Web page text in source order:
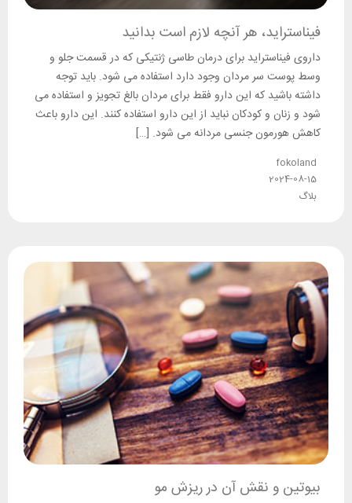
فیناستراید، هر آنچه لازم است بدانید
داروی فیناستراید برای درمان طاسی ژنتیکی که در قسمت جلو و
وسط پوست سر مردان وجود دارد استفاده می شود. باید توجه
داشته باشید که این دارو فقط برای مردان بالغ تجویز و استفاده می
شود و زنان و کودکان نباید از این دارو استفاده کنند. این دارو باعث
کاهش هورمون جنسی مردانه می شود. […]
fokoland
2024-08-15
بلاگ
بیوتین و نقش آن در ریزش مو